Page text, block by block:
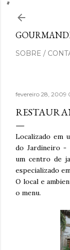
SOBRE /
fevereiro 28, 2009
Localizado em
do Jardineiro -
um centro de
especializado
O local e
o menu.